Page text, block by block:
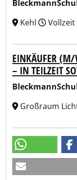
Kehl
Vollzeit
EINKÄUFER
– IN TEILZEIT
Großraum